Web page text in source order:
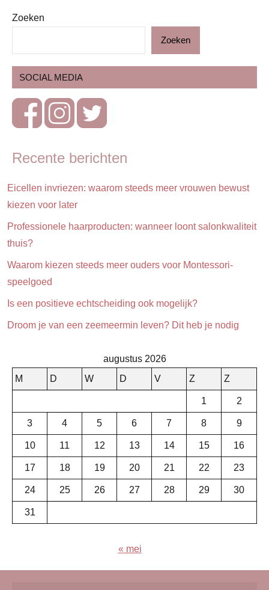
Blog
Kinderen
Ontwikkeling
& verzorging
Puber
Zoeken
Zoeken
SOCIAL MEDIA
Recente berichten
Eicellen invriezen: waarom steeds meer vrouwen bewust
kiezen voor later
Professionele haarproducten: wanneer loont salonkwaliteit
thuis?
Waarom kiezen steeds meer ouders voor Montessori-
speelgoed
Is een positieve echtscheiding ook mogelijk?
Droom je van een zeemeermin leven? Dit heb je nodig
augustus 2026
M
D W D V Z Z
1 2
3 4 5 6 7 8 9
10 11 12 13 14 15 16
17 18 19 20 21 22 23
24 25 26 27 28 29 30
31
« mei